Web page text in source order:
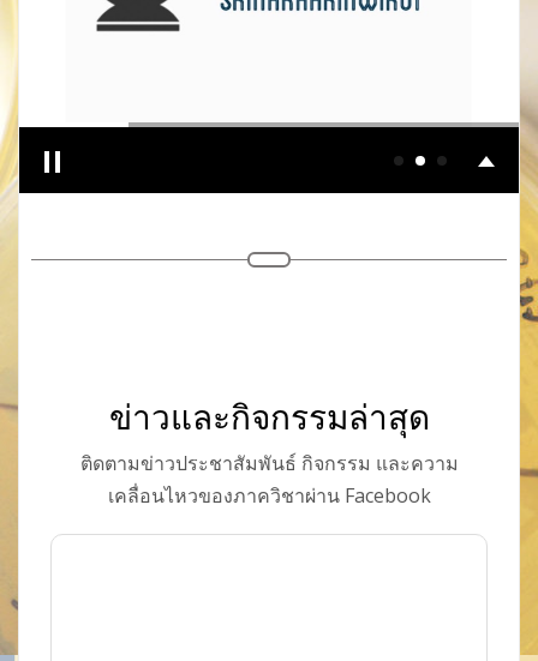
ข่าวและกิจกรรมล่าสุด
ติดตามข่าวประชาสัมพันธ์ กิจกรรม และความ
เคลื่อนไหวของภาควิชาผ่าน Facebook